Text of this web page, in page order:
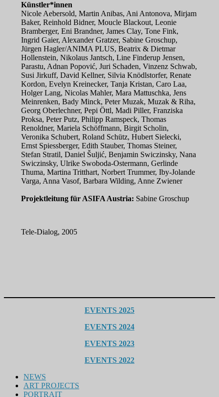
Künstler*innen
Nicole Aebersold, Martin Anibas, Ani Antonova, Mirjam
Baker, Reinhold Bidner, Moucle Blackout, Leonie
Bramberger, Eni Brandner, James Clay, Tone Fink,
Ingrid Gaier, Alexander Gratzer, Sabine Groschup,
Jürgen Hagler/ANIMA PLUS, Beatrix & Dietmar
Hollenstein, Nikolaus Jantsch, Line Finderup Jensen,
Parastu, Adnan Popović, Juri Schaden, Vinzenz Schwab,
Susi Jirkuff, David Kellner, Silvia Knödlstorfer, Renate
Kordon, Evelyn Kreinecker, Tanja Kristan, Caro Laa,
Holger Lang, Nicolas Mahler, Mara Mattuschka, Jens
Meinrenken, Bady Minck, Peter Muzak, Muzak & Riha,
Georg Oberlechner, Pepi Öttl, Madi Piller, Franziska
Proksa, Peter Putz, Philipp Ramspeck, Thomas
Renoldner, Mariela Schöffmann, Birgit Scholin,
Veronika Schubert, Roland Schütz, Hubert Sielecki,
Ernst Spiessberger, Edith Stauber, Thomas Steiner,
Stefan Stratil, Daniel Šuljić, Benjamin Swiczinsky, Nana
Swiczinsky, Ulrike Swoboda-Ostermann, Gerlinde
Thuma, Martina Tritthart, Norbert Trummer, Iby-Jolande
Varga, Anna Vasof, Barbara Wilding, Anne Zwiener
Projektleitung für ASIFA Austria: Sabine Groschup
Tele-Dialog, 2005
EVENTS 2025
EVENTS 2024
EVENTS 2023
EVENTS 2022
NEWS
ART PROJECTS
PORTRAIT